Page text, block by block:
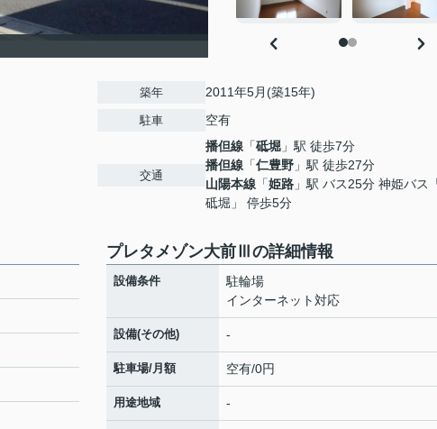
築年 2011年5月(築15年)
駐車 空有
交通
播但線 「砥堀 」駅 徒歩7分
播但線 「仁豊野 」駅 徒歩27分
山陽本線 「姫路 」駅 バス25分 神姫バス
砥堀」 停歩5分
プレタメゾン大前Ⅲの詳細情報
設備条件
駐輪場
インターネット対応
設備(その他) -
駐車場/月額 空有/0円
用途地域 -